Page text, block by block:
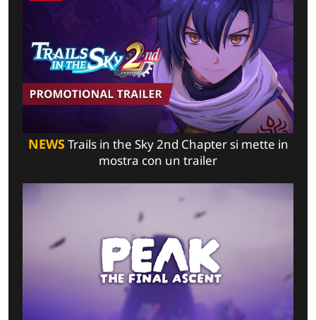
NEWSTrails in the Sky 2nd Chapter si mette in
mostra con un trailer